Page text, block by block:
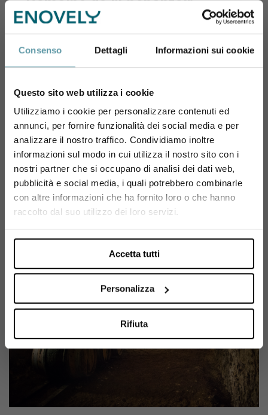
Consenso Dettagli Informazioni sui cookie
Questo sito web utilizza i cookie
Utilizziamo i cookie per personalizzare contenuti ed
annunci, per fornire funzionalità dei social media e per
analizzare il nostro traffico. Condividiamo inoltre
informazioni sul modo in cui utilizza il nostro sito con i
nostri partner che si occupano di analisi dei dati web,
pubblicità e social media, i quali potrebbero combinarle
con altre informazioni che ha fornito loro o che hanno
raccolto dal suo utilizzo dei loro servizi.
Accetta tutti
Personalizza
Rifiuta
territorio di Saumur, in Valle della Loira, dove questa
Domaine de l'Enchantoir è il dominio di loro
circostanti di cui si prendono cura con grande
passione, seguendo i dettami dell'agricoltura
biologica. I vitigni utilizzati sono principalmente gli
autoctoni Cabernet Franc e Chenin Blanc, che a
Saumur hanno trovato un territorio dove esprimere
al meglio le proprie caratteristi...
Vai alla scheda del produttore
Utilizza il coupon NEWENOVELY
per avere un 10% di sconto sul tuo primo ordine!
Si, sono maggiorenne.